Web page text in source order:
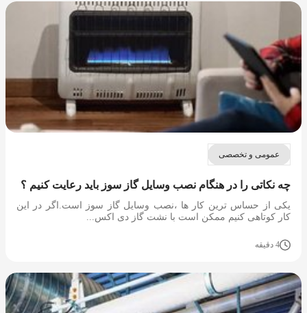
عمومی و تخصصی
چه نکاتی را در هنگام نصب وسایل گاز سوز باید رعایت کنیم ؟
یکی از حساس ترین کار ها ،نصب وسایل گاز سوز است.اگر در این
کار کوتاهی کنیم ممکن است با نشت گاز دی اکس...
4 دقیقه